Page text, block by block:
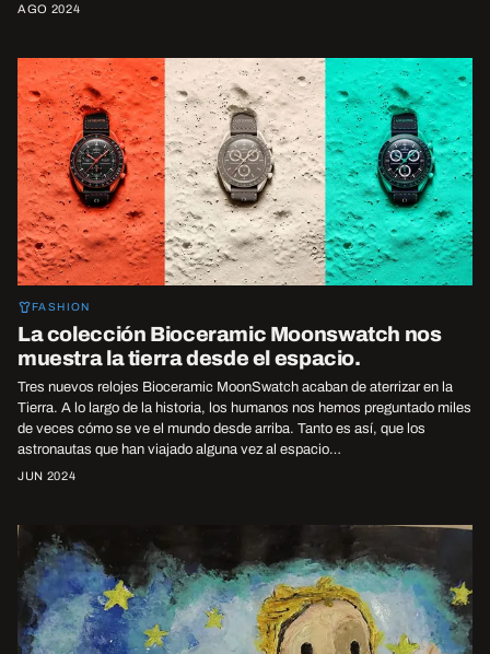
AGO 2024
FASHION
La colección Bioceramic Moonswatch nos
muestra la tierra desde el espacio.
Tres nuevos relojes Bioceramic MoonSwatch acaban de aterrizar en la
Tierra. A lo largo de la historia, los humanos nos hemos preguntado miles
de veces cómo se ve el mundo desde arriba. Tanto es así, que los
astronautas que han viajado alguna vez al espacio…
JUN 2024